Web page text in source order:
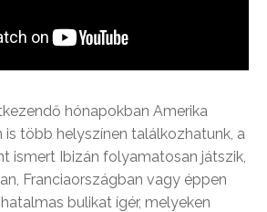
hónapokban Amerika
több helyszínen találkozhatunk, a
ismert Ibizán folyamatosan játszik,
Franciaországban vagy éppen
bulikat ígér, melyeken